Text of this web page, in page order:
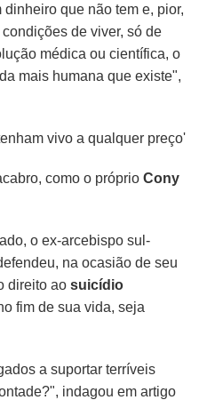
que não tem e, pior,
de viver, só de
médica ou científica, o
mais humana que existe",
vivo a qualquer preço'
como o próprioCony
o ex-arcebispo sul-
na ocasião de seu
direito aosuicídio
fim de sua vida, seja
a suportar terríveis
indagou em artigo